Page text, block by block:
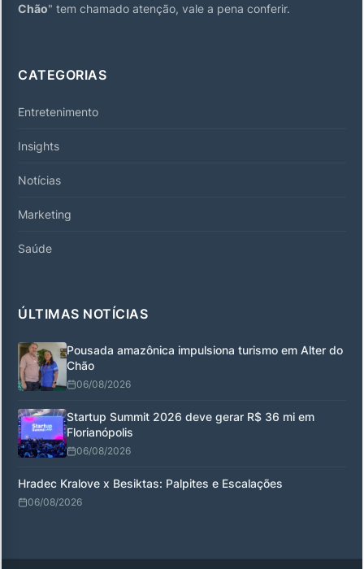
Chão" tem chamado atenção, vale a pena conferir.
CATEGORIAS
Entretenimento
Insights
Notícias
Marketing
Saúde
ÚLTIMAS NOTÍCIAS
Pousada amazônica impulsiona turismo em Alter do
Chão
06/08/2026
Startup Summit 2026 deve gerar R$ 36 mi em
Florianópolis
06/08/2026
Hradec Kralove x Besiktas: Palpites e Escalações
06/08/2026